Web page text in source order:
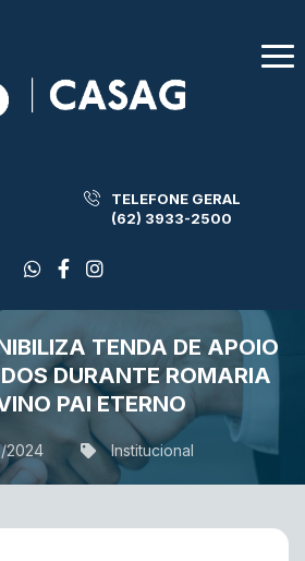
TELEFONE GERAL
(62) 3933-2500
TENDA DE APOIO
DURANTE ROMARIA
PAI ETERNO
Institucional